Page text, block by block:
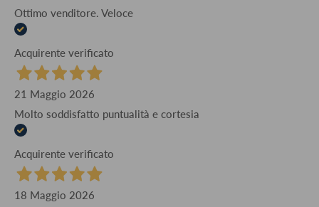
Ottimo venditore. Veloce
Acquirente verificato
21 Maggio 2026
Molto soddisfatto puntualità e cortesia
Acquirente verificato
18 Maggio 2026